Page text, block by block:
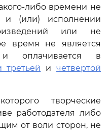
либо времени не
и (или) исполнении
или не
время не является
оплачивается в
третьей ичетвертой
творческие
работодателя либо
от воли сторон, не